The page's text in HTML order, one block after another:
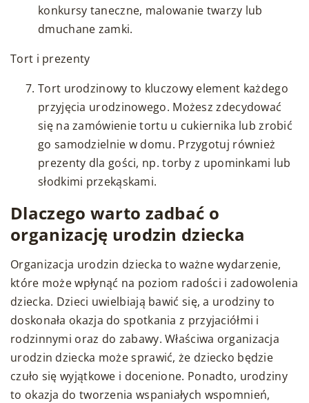
konkursy taneczne, malowanie twarzy lub
dmuchane zamki.
Tort i prezenty
Tort urodzinowy to kluczowy element każdego
przyjęcia urodzinowego. Możesz zdecydować
się na zamówienie tortu u cukiernika lub zrobić
go samodzielnie w domu. Przygotuj również
prezenty dla gości, np. torby z upominkami lub
słodkimi przekąskami.
Dlaczego warto zadbać o
organizację urodzin dziecka
Organizacja urodzin dziecka to ważne wydarzenie,
które może wpłynąć na poziom radości i zadowolenia
dziecka. Dzieci uwielbiają bawić się, a urodziny to
doskonała okazja do spotkania z przyjaciółmi i
rodzinnymi oraz do zabawy. Właściwa organizacja
urodzin dziecka może sprawić, że dziecko będzie
czuło się wyjątkowe i docenione. Ponadto, urodziny
to okazja do tworzenia wspaniałych wspomnień,